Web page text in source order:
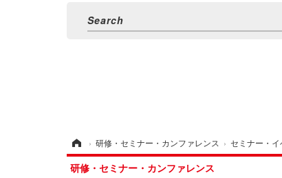
› 研修・セミナー・カンファレンス › セミナー・イ
研修・セミナー・カンファレンス